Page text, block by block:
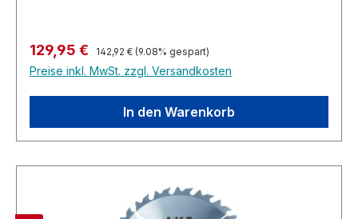
Verkaufspreis:
129,95 € Regulärer Preis:
142,92 € (9.08% gespart)
Preise inkl. MwSt. zzgl. Versandkosten
In den Warenkorb